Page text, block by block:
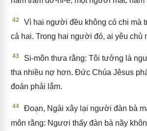
42
Vì hai người đều không có chi mà
cả hai. Trong hai người đó, ai yêu chủ
43
Si-môn thưa rằng: Tôi tưởng là
tha nhiều nợ hơn. Đức Chúa Jêsus
đoán phải lắm.
44
Đoạn, Ngài xây lại người đàn bà
môn rằng: Ngươi thấy đàn bà nầy